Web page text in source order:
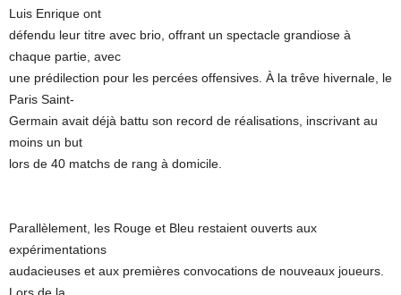
Luis Enrique ont
défendu leur titre avec brio, offrant un spectacle grandiose à
chaque partie, avec
une prédilection pour les percées offensives. À la trêve hivernale, le
Paris Saint-
Germain avait déjà battu son record de réalisations, inscrivant au
moins un but
lors de 40 matchs de rang à domicile.
Parallèlement, les Rouge et Bleu restaient ouverts aux
expérimentations
audacieuses et aux premières convocations de nouveaux joueurs.
Lors de la